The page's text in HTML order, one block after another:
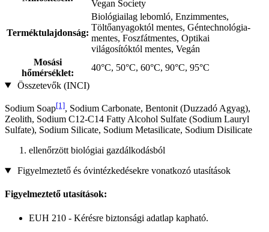
Vegan Society
Terméktulajdonság:
Biológiailag lebomló, Enzimmentes,
Töltőanyagoktól mentes, Géntechnológia-
mentes, Foszfátmentes, Optikai
világosítóktól mentes, Vegán
Mosási
hőmérséklet:
40°C, 50°C, 60°C, 90°C, 95°C
Összetevők (INCI)
Sodium Soap[1], Sodium Carbonate, Bentonit (Duzzadó Agyag),
Zeolith, Sodium C12-C14 Fatty Alcohol Sulfate (Sodium Lauryl
Sulfate), Sodium Silicate, Sodium Metasilicate, Sodium Disilicate
ellenőrzött biológiai gazdálkodásból
Figyelmeztető és óvintézkedésekre vonatkozó utasítások
Figyelmeztető utasítások:
EUH 210 - Kérésre biztonsági adatlap kapható.